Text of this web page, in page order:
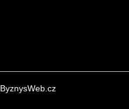
ByznysWeb.cz